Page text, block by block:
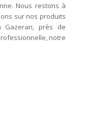
Nous restons à
sur nos produits
Gazeran, près de
notre